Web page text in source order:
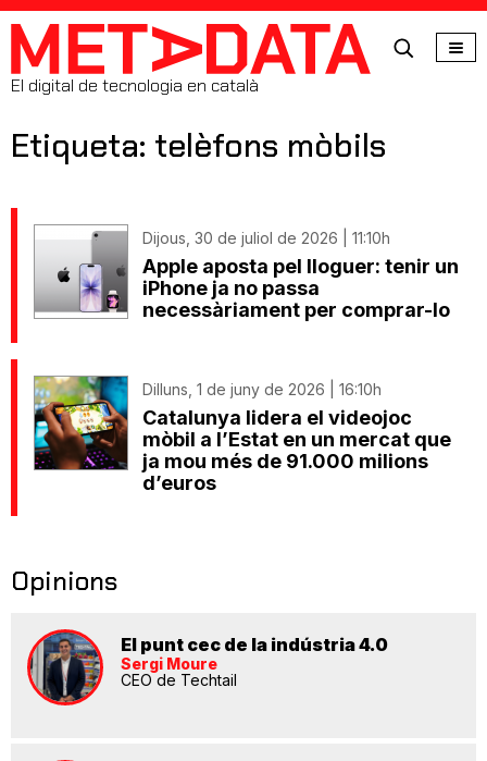
MetaData
El digital de tecnologia en català
Etiqueta: telèfons mòbils
Dijous, 30 de juliol de 2026 | 11:10h
Apple aposta pel lloguer: tenir un
iPhone ja no passa
necessàriament per comprar-lo
Dilluns, 1 de juny de 2026 | 16:10h
Catalunya lidera el videojoc
mòbil a l’Estat en un mercat que
ja mou més de 91.000 milions
d’euros
Opinions
El punt cec de la indústria 4.0
Sergi Moure
CEO de Techtail